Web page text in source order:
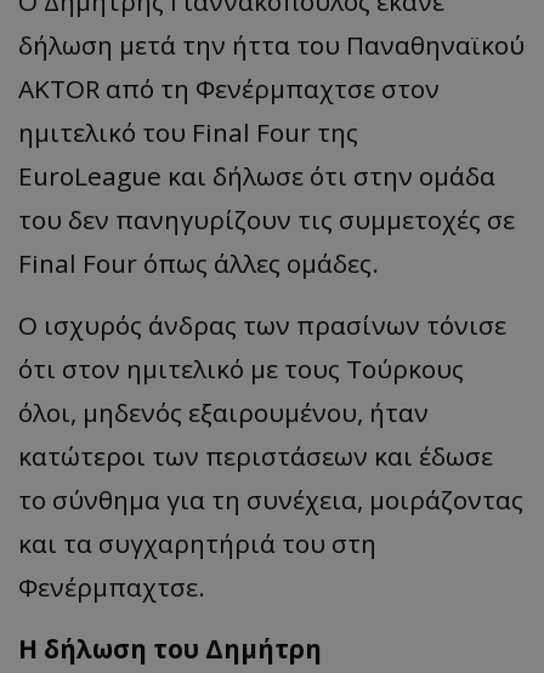
δήλωση μετά την ήττα του Παναθηναϊκού
AKTOR από τη Φενέρμπαχτσε στον
ημιτελικό του Final Four της
EuroLeague και δήλωσε ότι στην ομάδα
του δεν πανηγυρίζουν τις συμμετοχές σε
Final Four όπως άλλες ομάδες.
Ο ισχυρός άνδρας των πρασίνων τόνισε
ότι στον ημιτελικό με τους Τούρκους
όλοι, μηδενός εξαιρουμένου, ήταν
κατώτεροι των περιστάσεων και έδωσε
το σύνθημα για τη συνέχεια, μοιράζοντας
και τα συγχαρητήριά του στη
Φενέρμπαχτσε.
Η δήλωση του Δημήτρη